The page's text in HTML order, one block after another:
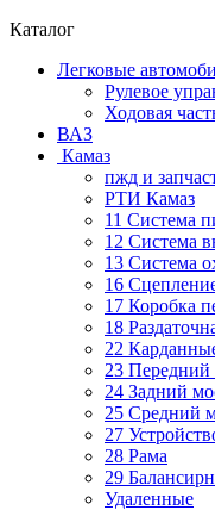
Каталог
Легковые
Рулевое
Ходовая
ВАЗ
Камаз
пжд и
РТИ Камаз
11 Система
12 Система
13 Система
16
17 Коробка
18
22
23
24 Задний
25 Средний
27
28 Рама
29
Удаленные